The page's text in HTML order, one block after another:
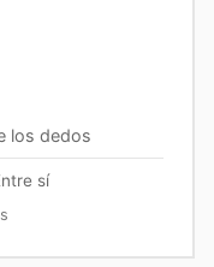
los dedos
sí